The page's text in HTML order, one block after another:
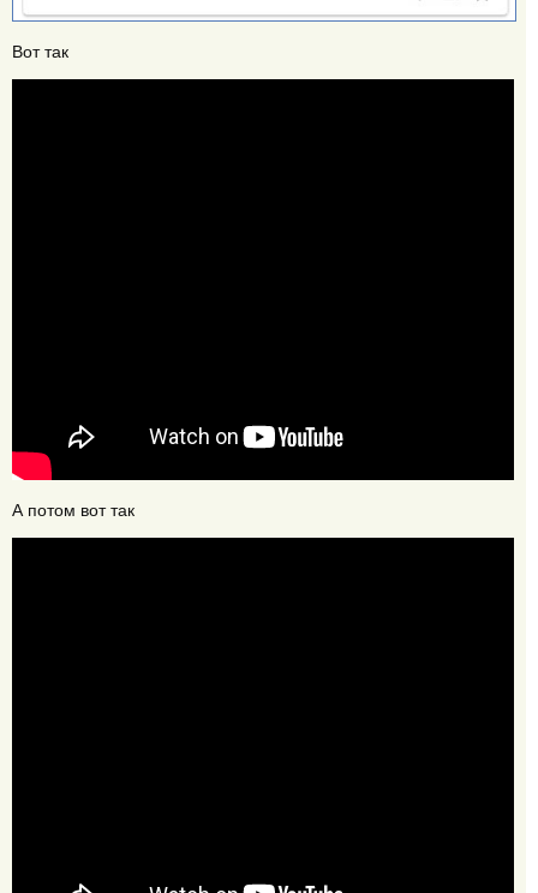
Вот так
А потом вот так